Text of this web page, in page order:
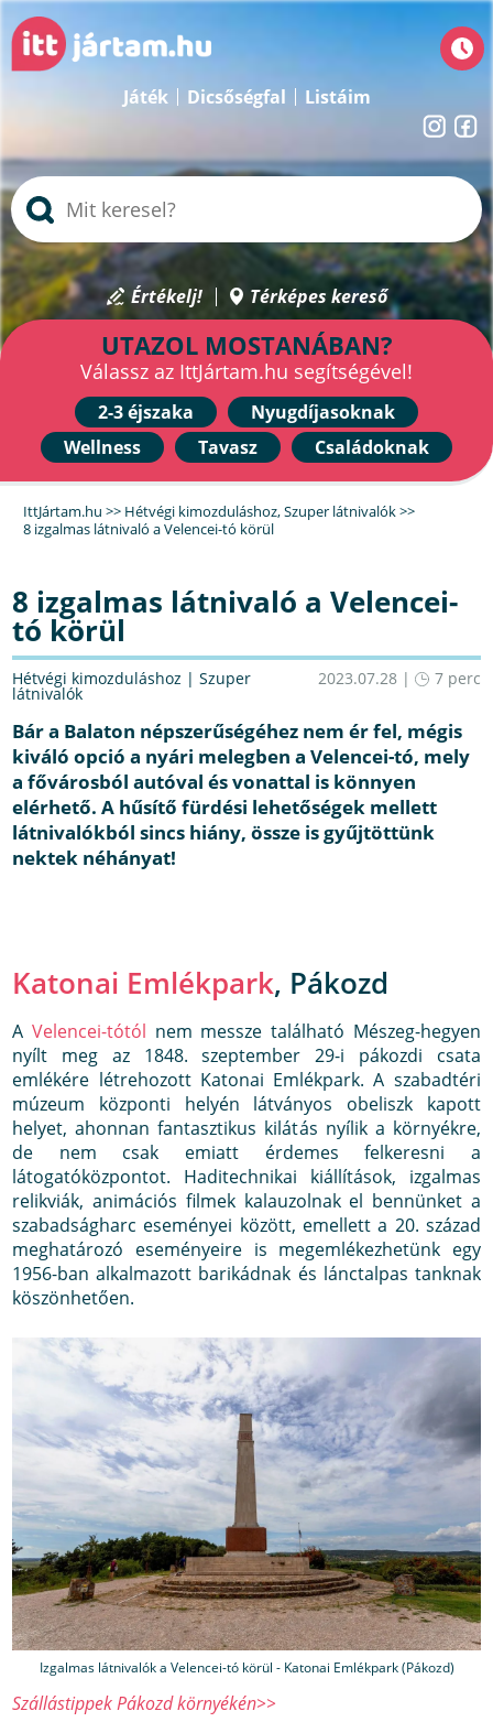
Játék Dicsőségfal Listáim
Értékelj! Térképes kereső
UTAZOL MOSTANÁBAN?
Válassz az IttJártam.hu segítségével!
2-3 éjszaka
Nyugdíjasoknak
Wellness
Tavasz Családoknak
IttJártam.hu >> Hétvégi kimozduláshoz,Szuper látnivalók>>
8 izgalmas látnivaló a Velencei-tó körül
8 izgalmas látnivaló a Velencei-
tó körül
Hétvégi kimozduláshoz |Szuper
látnivalók
2023.07.28 | 7 perc
Bár a Balaton népszerűségéhez nem ér fel, mégis
kiváló opció a nyári melegben a Velencei-tó, mely
a fővárosból autóval és vonattal is könnyen
elérhető. A hűsítő fürdési lehetőségek mellett
látnivalókból sincs hiány, össze is gyűjtöttünk
nektek néhányat!
Katonai Emlékpark, Pákozd
A Velencei-tótól nem messze található Mészeg-hegyen
nyílt meg az 1848. szeptember 29-i pákozdi csata
emlékére létrehozott Katonai Emlékpark. A szabadtéri
múzeum központi helyén látványos obeliszk kapott
helyet, ahonnan fantasztikus kilátás nyílik a környékre,
de nem csak emiatt érdemes felkeresni a
látogatóközpontot. Haditechnikai kiállítások, izgalmas
relikviák, animációs filmek kalauzolnak el bennünket a
szabadságharc eseményei között, emellett a 20. század
meghatározó eseményeire is megemlékezhetünk egy
1956-ban alkalmazott barikádnak és lánctalpas tanknak
köszönhetően.
Izgalmas látnivalók a Velencei-tó körül - Katonai Emlékpark (Pákozd)
Szállástippek Pákozd környékén>>